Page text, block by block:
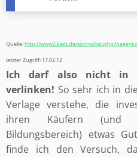
Quelle:http://www2.klett.de/sixcms/
letzter Zugriff: 17.02.12
Ich darf also nicht in
verlinken! So sehr ich in
Verlage verstehe, die
ihren Käufern (und
Bildungsbereich) etwas
finde ich den Versuch,